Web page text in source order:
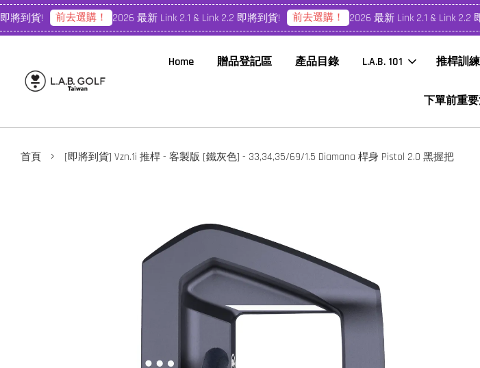
到貨! 前去選購！ 2026 最新 Link 2.1 & Link 2.2 即將到貨! 前去選購！ 2026 最新 Link 2.1 & Link 2.2 即
Home 贈品登記區 產品目錄 L.A.B. 101 推桿訓
下單前重
首頁 › [即將到貨] Vzn.1i 推桿 - 客製版 [鐵灰色] - 33,34,35/69/1.5 Diamana 桿身 Pistol 2.0 黑握把